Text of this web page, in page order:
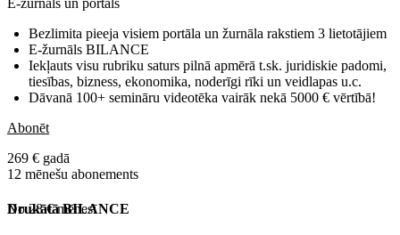
Bezlimita pieeja visiem portāla un žurnāla rakstiem 3 lietotājiem
E-žurnāls BILANCE
Iekļauts visu rubriku saturs pilnā apmērā t.sk. juridiskie padomi,
tiesības, bizness, ekonomika, noderīgi rīki un veidlapas u.c.
Dāvanā 100+ semināru videotēka vairāk nekā 5000 € vērtībā!
Abonēt
269 € gadā
12 mēnešu abonements
No 28 € mēnesī
Drukātā BILANCE